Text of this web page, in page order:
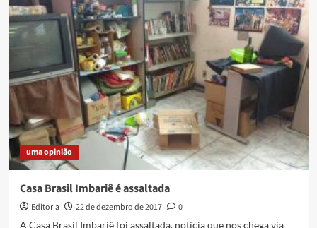
de
Cultura
Vivart
e
necessário
espaço
cultural
da
cidade
uma opinião
Casa Brasil Imbariê é assaltada
Editoria 22 de dezembro de 2017
0
A Casa Brasil Imbariê foi assaltada, notícia que nos chega via